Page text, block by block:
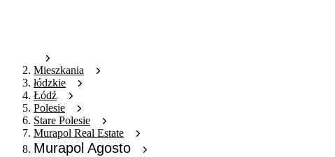
Mieszkania
łódzkie
Łódź
Polesie
Stare Polesie
Murapol Real Estate
Murapol Agosto